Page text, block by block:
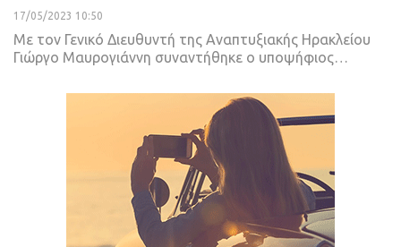
17/05/2023 10:50
Με τον Γενικό Διευθυντή της Αναπτυξιακής Ηρακλείου
Γιώργο Μαυρογιάννη συναντήθηκε ο υποψήφιος…